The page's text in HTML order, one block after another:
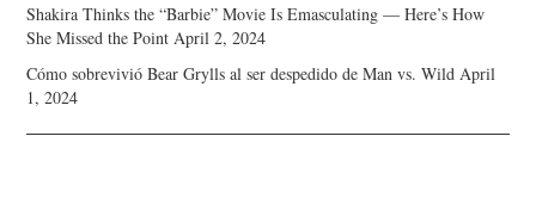
Shakira Thinks the “Barbie” Movie Is Emasculating — Here’s How
She Missed the Point April 2, 2024
Cómo sobrevivió Bear Grylls al ser despedido de Man vs. Wild April
1, 2024